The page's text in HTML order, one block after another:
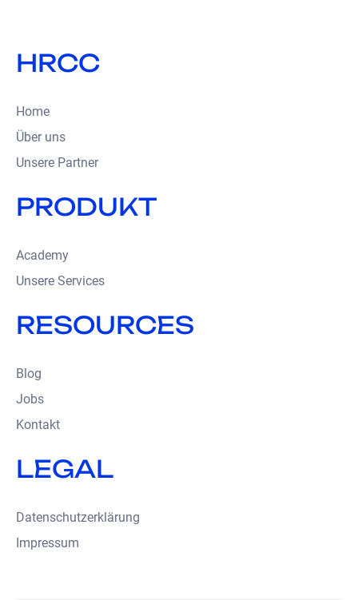
HRCC
Home
Über uns
Unsere Partner
PRODUKT
Academy
Unsere Services
RESOURCES
Blog
Jobs
Kontakt
LEGAL
Datenschutzerklärung
Impressum